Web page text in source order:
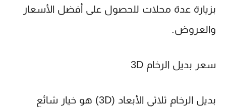
بزيارة عدة محلات للحصول على أفضل الأسعار
والعروض.
سعر بديل الرخام 3D
بديل الرخام ثلاثي الأبعاد (3D) هو خيار شائع